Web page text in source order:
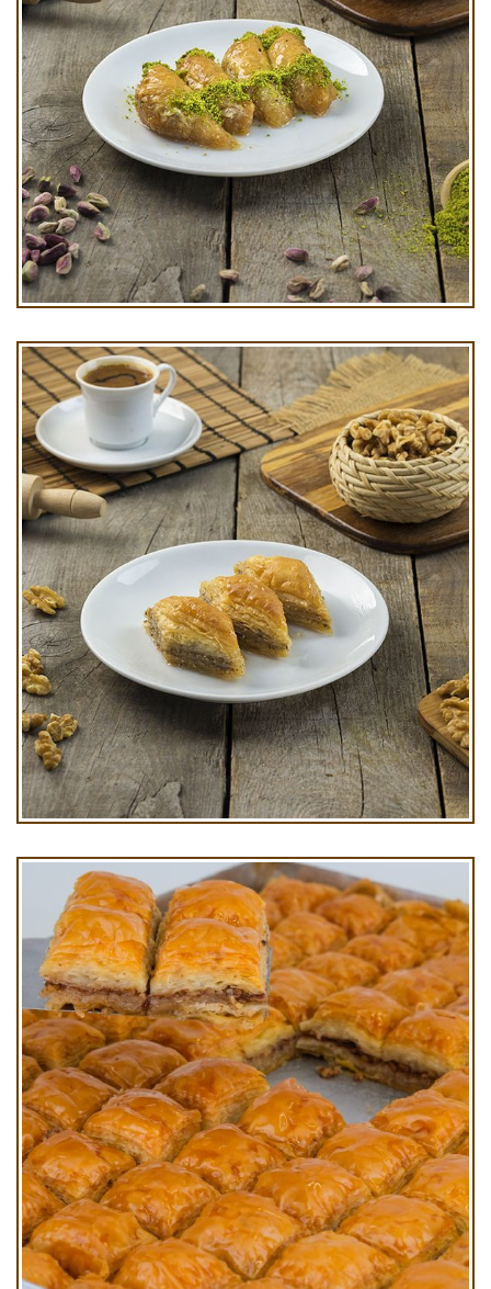
Şöbiyet Kg
Ev Baklavası Kg
Cevizli Baklava Kg